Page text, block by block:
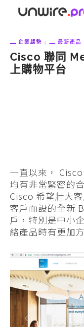
企業趨勢 最新產品
Cisco 聯同
上購物平台
一直以來，
均有非常緊密的
Cisco 希望壯大
客戶而設的全新
戶，特別是中小
絡產品時有更加